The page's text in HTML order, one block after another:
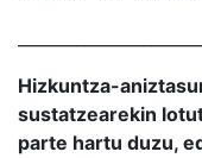
Hizkuntza-
sustatzearekin
parte hartu duzu,